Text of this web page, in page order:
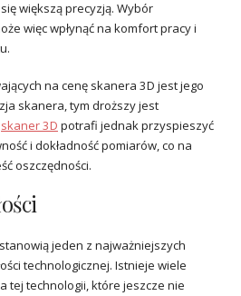
większą precyzją. Wybór
więc wpłynąć na komfort pracy i
na cenę skanera 3D jest jego
skanera, tym droższy jest
skaner 3D potrafi jednak przyspieszyć
i dokładność pomiarów, co na
oszczędności.
jeden z najważniejszych
technologicznej. Istnieje wiele
tej technologii, które jeszcze nie